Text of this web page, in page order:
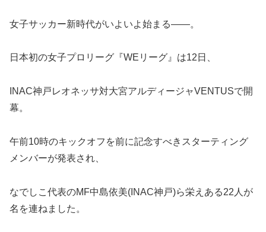
女子サッカー新時代がいよいよ始まる——。
日本初の女子プロリーグ『WEリーグ』は12日、
INAC神戸レオネッサ対大宮アルディージャVENTUSで開
幕。
午前10時のキックオフを前に記念すべきスターティング
メンバーが発表され、
なでしこ代表のMF中島依美(INAC神戸)ら栄えある22人が
名を連ねました。